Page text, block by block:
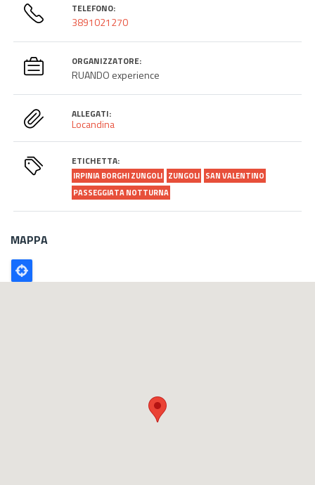
TELEFONO:
3891021270
ORGANIZZATORE:
RUANDO experience
ALLEGATI:
Locandina
ETICHETTA:
IRPINIA BORGHI ZUNGOLI ZUNGOLI SAN VALENTINO
PASSEGGIATA NOTTURNA
MAPPA
Poligono
GEO